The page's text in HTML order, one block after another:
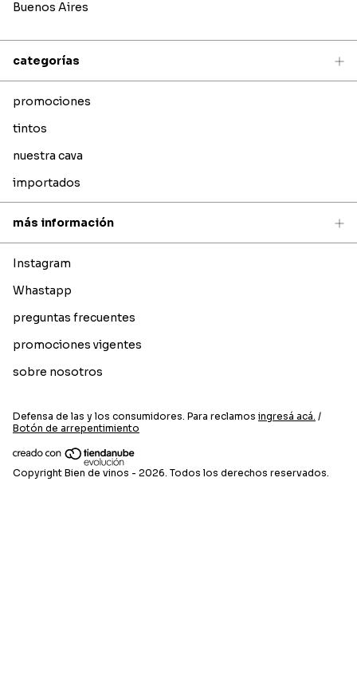
Buenos Aires
categorías
promociones
tintos
nuestra cava
importados
más información
Instagram
Whastapp
preguntas frecuentes
promociones vigentes
sobre nosotros
Defensa de las y los consumidores. Para reclamos ingresá acá. /
Botón de arrepentimiento
Copyright Bien de vinos - 2026. Todos los derechos reservados.